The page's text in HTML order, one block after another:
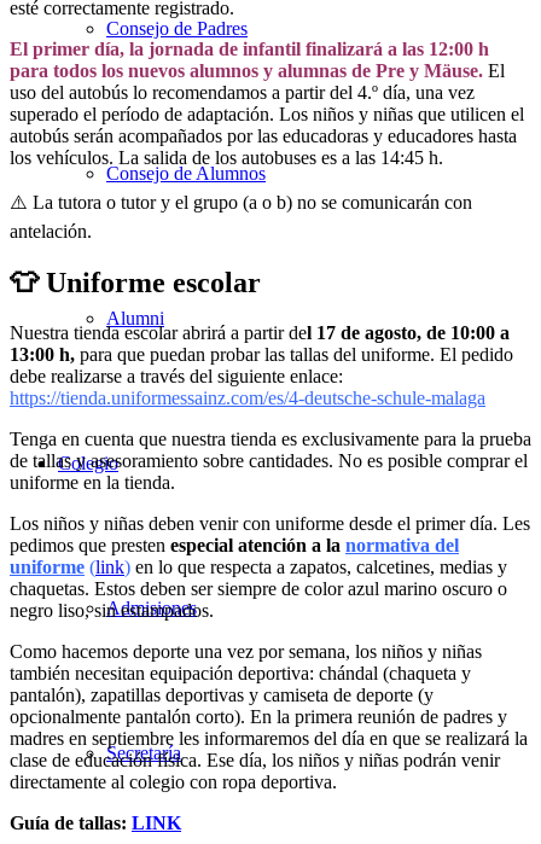
Consejo de Padres
Consejo de Alumnos
Alumni
Colegio
Admisiones
Secretaría
esté correctamente registrado.
El primer día, la jornada de infantil finalizará a las 12:00 h
para todos los nuevos alumnos y alumnas de Pre y Mäuse. El
uso del autobús lo recomendamos a partir del 4.º día, una vez
superado el período de adaptación. Los niños y niñas que utilicen el
autobús serán acompañados por las educadoras y educadores hasta
los vehículos. La salida de los autobuses es a las 14:45 h.
⚠️ La tutora o tutor y el grupo (a o b) no se comunicarán con
antelación.
👕 Uniforme escolar
Nuestra tiendaescolar abrirá a partir del 17 de agosto, de 10:00 a
13:00 h, para que puedan probar las tallas del uniforme. El pedido
debe realizarse a través del siguiente enlace:
https://tienda.uniformessainz.com/es/4-deutsche-schule-malaga
Tenga en cuenta que nuestra tienda es exclusivamente para la prueba
de tallas y asesoramiento sobre cantidades. No es posible comprar el
uniforme en la tienda.
Los niños y niñas deben venir con uniforme desde el primer día. Les
pedimos que presten especial atención a la normativa del
uniforme (link) en lo que respecta a zapatos, calcetines, medias y
chaquetas. Estos deben ser siempre de color azul marino oscuro o
negro liso,sin estampados.
Como hacemos deporte una vez por semana, los niños y niñas
también necesitan equipación deportiva: chándal (chaqueta y
pantalón), zapatillas deportivas y camiseta de deporte (y
opcionalmente pantalón corto). En la primera reunión de padres y
madres en septiembre les informaremos del día en que se realizará la
clase de educación física. Ese día, los niños y niñas podrán venir
directamente al colegio con ropa deportiva.
Guía de tallas: LINK